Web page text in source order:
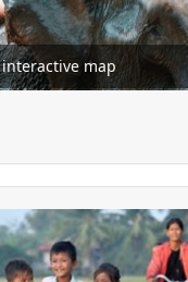
interactive map